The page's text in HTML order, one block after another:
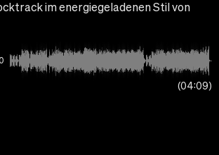
im energiegeladenen Stil von
04:09